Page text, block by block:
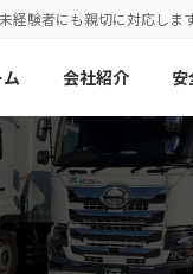
験者にも親切に対応しま
会社紹介 安